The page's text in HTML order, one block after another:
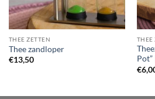
THEE ZETTEN
Thee zandloper
€13,50
THEE
€